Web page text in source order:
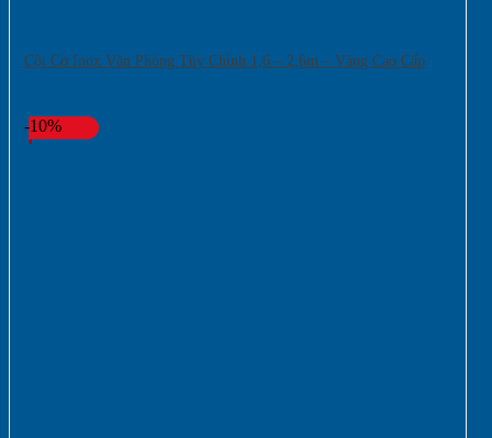
Cột Cờ Inox Văn Phòng Tùy Chỉnh 1,6 – 2,6m – Vàng Cao Cấp
-10%